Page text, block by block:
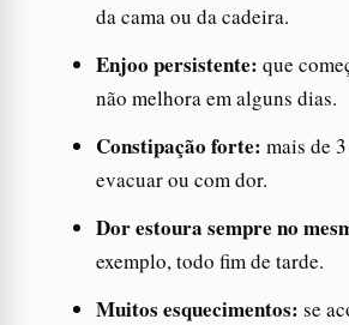
da cama ou da cadeira.
Enjoo persistente: que
não melhora em alguns dias.
Constipação forte: mais de
evacuar ou com dor.
Dor estoura sempre no
exemplo, todo fim de tarde.
Muitos esquecimentos: se